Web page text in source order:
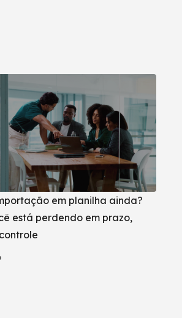
em planilha ainda?
está perdendo em prazo,